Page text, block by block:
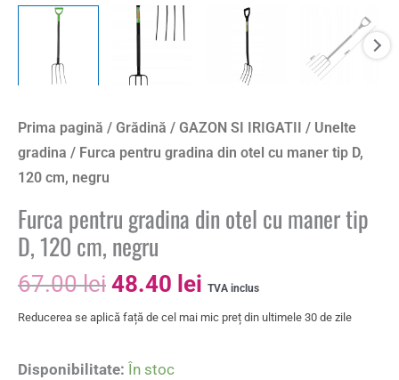
Prima pagină / Grădină / GAZON SI IRIGATII / Unelte
gradina / Furca pentru gradina din otel cu maner tip D,
120 cm, negru
Furca pentru gradina din otel cu maner tip
D, 120 cm, negru
67.00lei 48.40 lei TVA inclus
Reducerea se aplică față de cel mai mic preț din ultimele 30 de zile
Disponibilitate: În stoc